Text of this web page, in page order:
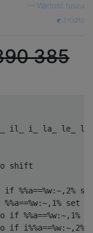
Wartość tuszu
źródło
385
i_ la_ le_
shift
set
set
%%a==%w:~,1%